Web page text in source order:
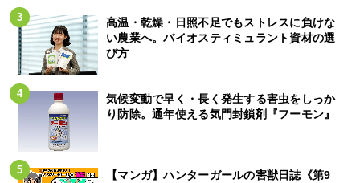
高温・乾燥・日照不足でもストレスに負けな
い農業へ。バイオスティミュラント資材の選
び方
気候変動で早く・長く発生する害虫をしっか
り防除。通年使える気門封鎖剤『フーモン』
【マンガ】ハンターガールの害獣日誌《第9